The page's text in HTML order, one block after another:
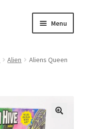
Menu
enfant
Alien
Aliens Queen